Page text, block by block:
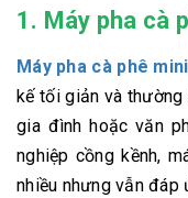
1. Máy pha cà
Máy pha cà phê mini
kế tối giản và
gia đình hoặc văn
nghiệp cồng kềnh,
nhiều nhưng vẫn đáp